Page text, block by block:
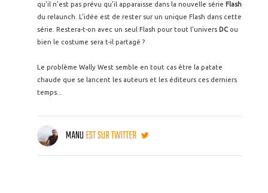
qu'il n'est pas prévu qu'il apparaisse dans la nouvelle série Flash
du relaunch. L'idée est de rester sur un unique Flash dans cette
série. Restera-t-on avec un seul Flash pour tout l'univers DC ou
bien le costume sera t-il partagé ?
Le problème Wally West semble en tout cas être la patate
chaude que se lancent les auteurs et les éditeurs ces derniers
temps...
MANUEST SUR TWITTER